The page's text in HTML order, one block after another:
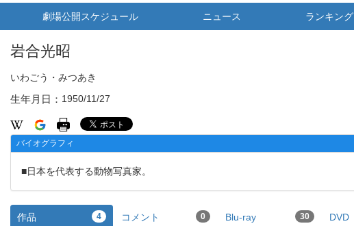
劇場公開スケジュール ニュース ランキング
岩合光昭
いわごう・みつあき
生年月日： 1950/11/27
バイオグラフィ
■日本を代表する動物写真家。
作品 4 コメント 0 Blu-ray 30 DVD